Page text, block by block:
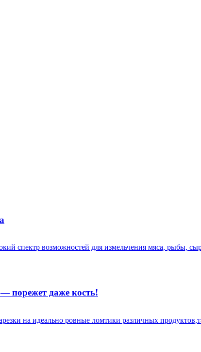
спектр возможностей для измельчения мяса, рыбы,
порежет даже кость!
на идеально ровные ломтики различных